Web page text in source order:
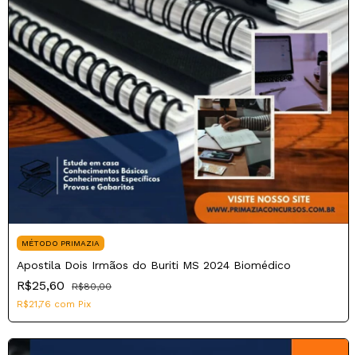
MÉTODO PRIMAZIA
Apostila Dois Irmãos do Buriti MS 2024 Biomédico
R$25,60
R$80,00
R$21,76 com Pix